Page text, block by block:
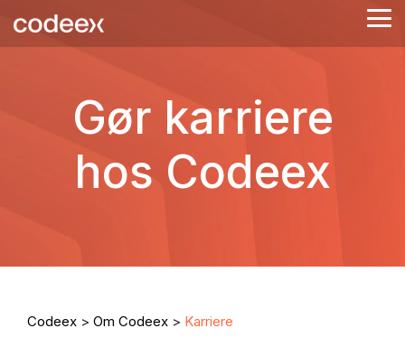
to
the
Gør karriere
hos Codeex
Codeex > Om Codeex > Karriere